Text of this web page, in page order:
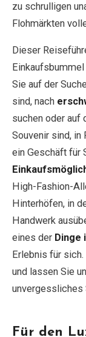
zu schrulligen
Flohmärkten
Dieser
Sie auf der
sind, nach
suchen oder auf
Souvenir sind, in
ein Geschäft für
High-Fashion-
Hinterhöfen, in
Handwerk
eines der Dinge
Erlebnis für
und lassen Sie
unvergessliches
Für den